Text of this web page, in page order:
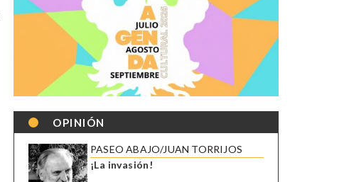
OPINIÓN
PASEO ABAJO/JUAN TORRIJOS
¡La invasión!